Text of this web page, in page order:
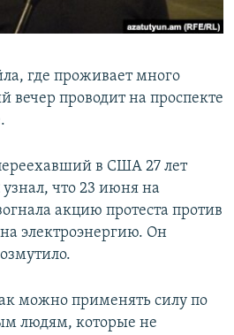
где проживает много
вечер проводит на проспекте
в США 27 лет
узнал, что 23 июня на
акцию протеста против
электроэнергию. Он
можно применять силу по
людям, которые не